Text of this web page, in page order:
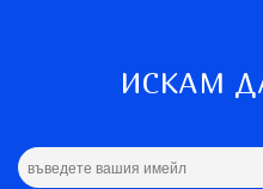
ИСКАМ